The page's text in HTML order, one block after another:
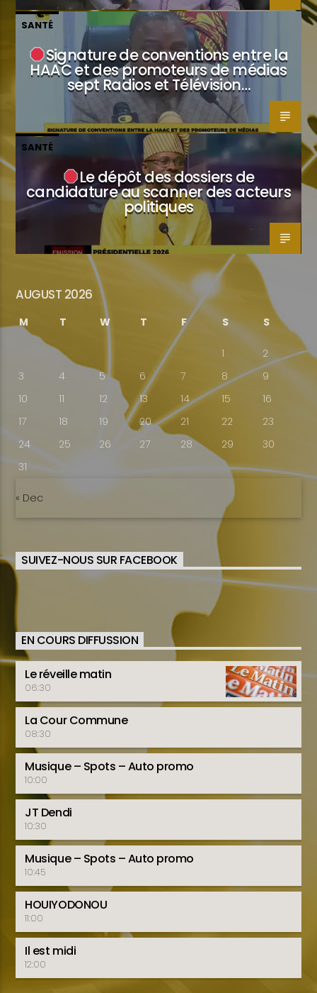
SANTÉ
Signature de conventions entre la
HAAC et des promoteurs de médias
sept Radios et Télévision…
SANTÉ
Le dépôt des dossiers de
candidature au scanner des acteurs
politiques
AUGUST 2026
M T W T F S S
1
2
3
4 5 6 7 8
9
10
11 12 13 14 15
16
17
18 19 20 21 22
23
24
25 26 27 28 29
30
31
« Dec
SUIVEZ-NOUS SUR FACEBOOK
EN COURS DIFFUSSION
Le réveille matin
06:30
La Cour Commune
08:30
Musique – Spots – Auto promo
10:00
JT Dendi
10:30
Musique – Spots – Auto promo
10:45
HOUIYODONOU
11:00
Il est midi
12:00